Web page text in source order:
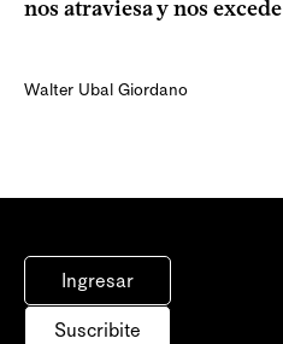
nos atraviesa y nos excede
Walter Ubal Giordano
Ingresar
Suscribite